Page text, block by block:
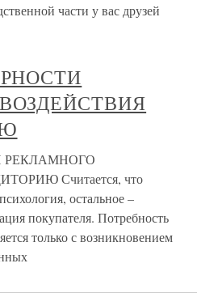
части у вас друзей
РЕКЛАМНОГО
Считается, что
остальное –
покупателя. Потребность
только с возникновением